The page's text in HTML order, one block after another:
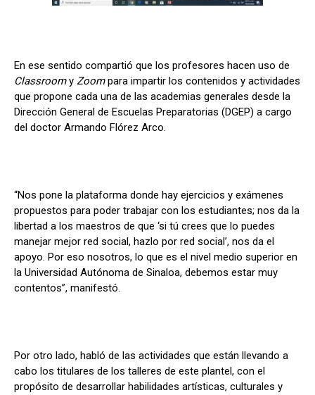
En ese sentido compartió que los profesores hacen uso de
Classroomy Zoompara impartir los contenidos y actividades
que propone cada una de las academias generales desde la
Dirección General de Escuelas Preparatorias (DGEP) a cargo
del doctor Armando Flórez Arco.
“Nos pone la plataforma donde hay ejercicios y exámenes
propuestos para poder trabajar con los estudiantes; nos da la
libertad a los maestros de que ‘si tú crees que lo puedes
manejar mejor red social, hazlo por red social’, nos da el
apoyo. Por eso nosotros, lo que es el nivel medio superior en
la Universidad Autónoma de Sinaloa, debemos estar muy
contentos”, manifestó.
Por otro lado, habló de las actividades que están llevando a
cabo los titulares de los talleres de este plantel, con el
propósito de desarrollar habilidades artísticas, culturales y